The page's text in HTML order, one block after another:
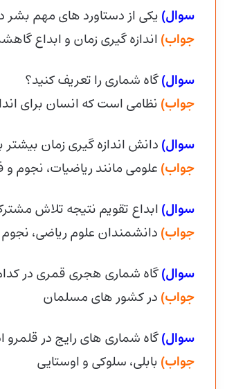
سوال) یکی از دستاورد های مهم بشر
جواب) اندازه گیری زمان و ابداع
سوال)گاه شماری را تعریف کنید؟
جواب) نظامی است که انسان برای
سوال) دانش اندازه گیری زمان بیشتر
جواب) علومی مانند ریاضیات، نجوم
سوال) ابداع تقویم نتیجه تلاش
جواب) دانشمندان علوم ریاضی،
سوال)گاه شماری هجری قمری در
جواب) در کشور های مسلمان
سوال)گاه شماری های رایج در قلمرو
جواب) بابلی، سلوکی و اوستایی